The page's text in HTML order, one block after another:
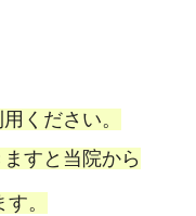
ください。
すと当院から
。